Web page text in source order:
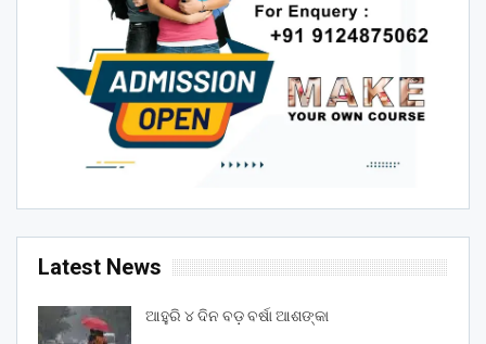
Latest News
ଆହୁରି ୪ ଦିନ ବଡ଼ ବର୍ଷା ଆଶଙ୍କା